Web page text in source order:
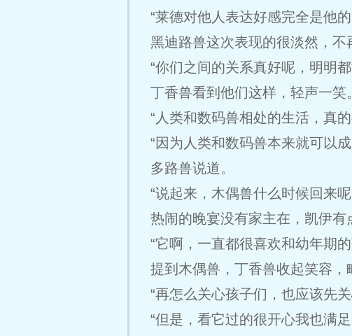
“莱德对他人表达好感完全是他
黑迪路兽这次表现的很淡然，不
“你们之间的关系真好呢，明明
丁香兽看到他们这样，轻声一笑。
“人类和数码兽相处的生活，真
“因为人类和数码兽本来就可以
多路兽说道。
“说起来，木偶兽什么时候回来呢
热闹的晚宴没有家主在，凯伊有
“它啊，一直都很喜欢和幼年期
提到木偶兽，丁香兽收起笑容，
“再怎么关心孩子们，也应该先
“但是，看它过的很开心我也满足